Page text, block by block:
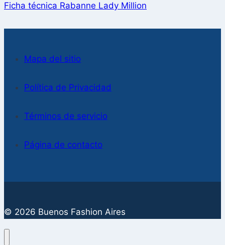
Ficha técnica Rabanne Lady Million
Mapa del sitio
Política de Privacidad
Términos de servicio
Página de contacto
© 2026 Buenos Fashion Aires